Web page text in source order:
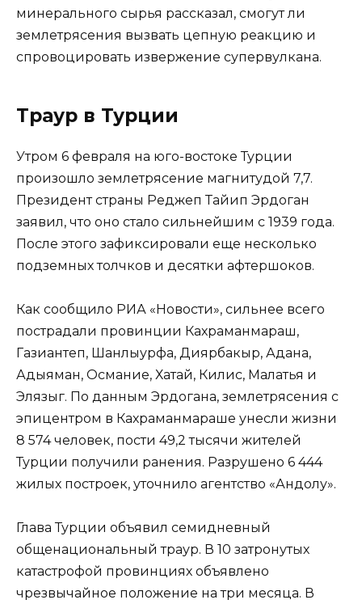
минерального сырья рассказал, смогут ли
землетрясения вызвать цепную реакцию и
спровоцировать извержение супервулкана.
Траур в Турции
Утром 6 февраля на юго-востоке Турции
произошло землетрясение магнитудой 7,7.
Президент страны Реджеп Тайип Эрдоган
заявил, что оно стало сильнейшим с 1939 года.
После этого зафиксировали еще несколько
подземных толчков и десятки афтершоков.
Как сообщило РИА «Новости», сильнее всего
пострадали провинции Кахраманмараш,
Газиантеп, Шанлыурфа, Диярбакыр, Адана,
Адыяман, Османие, Хатай, Килис, Малатья и
Элязыг. По данным Эрдогана, землетрясения с
эпицентром в Кахраманмараше унесли жизни
8 574 человек, пости 49,2 тысячи жителей
Турции получили ранения. Разрушено 6 444
жилых построек, уточнило агентство «Андолу».
Глава Турции объявил семидневный
общенациональный траур. В 10 затронутых
катастрофой провинциях объявлено
чрезвычайное положение на три месяца. В